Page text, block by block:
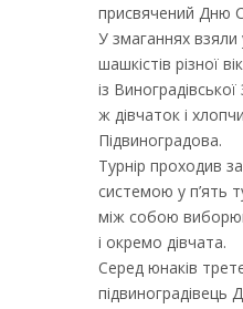
присвячений Дню
У змаганнях
шашкістів різної
із
ж дівчаток і
Підвиноградова.
Турнір проходив
системою у п’ять
між собою
і окремо дівчата.
Серед юнаків